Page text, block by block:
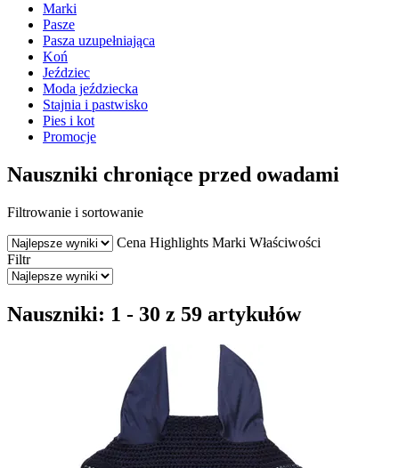
Marki
Pasze
Pasza uzupełniająca
Koń
Jeździec
Moda jeździecka
Stajnia i pastwisko
Pies i kot
Promocje
Nauszniki chroniące przed owadami
Filtrowanie i sortowanie
Cena Highlights Marki Właściwości
Filtr
Nauszniki: 1 - 30 z 59 artykułów